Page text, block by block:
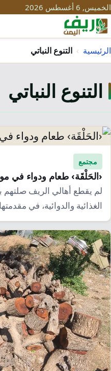
الخميس, 6 أغسطس 2026
مياه
طرُق
قصص نجاح
مبادرات
سياحة
تراث
ثقافة
التغير المناخي
محميات
التلوث
تحديات
حلول
إرشاد زراعي
نساء
قضايا
معيشة
قصة
انفوجرافيك
قصص رقمية
تقارير صور
فيديو
الرئيسية › التنوع النباتي
التنوع النباتي
مجتمع
‹الحَلْقَة› طعام ودواء في
لم يقطع أهالي الريف صلتهم
الغذائية والدوائية، في